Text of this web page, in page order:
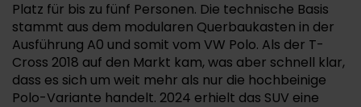
Platz für bis zu fünf Personen. Die technische Basis
stammt aus dem modularen Querbaukasten in der
Ausführung A0 und somit vom VW Polo. Als der T-
Cross 2018 auf den Markt kam, was aber schnell klar,
dass es sich um weit mehr als nur die hochbeinige
Polo-Variante handelt. 2024 erhielt das SUV eine